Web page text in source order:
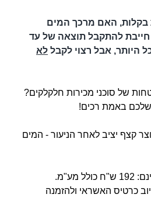
בקלות, האם מרכך המים
להתקבל תוצאה של עד
לא
של סוכני מכירות חלקלקים?
באמת רכים!
קצף יציב לאחר הניעור - המים
03-9341169 לחיוב כרטיס האשראי ולהזמנה